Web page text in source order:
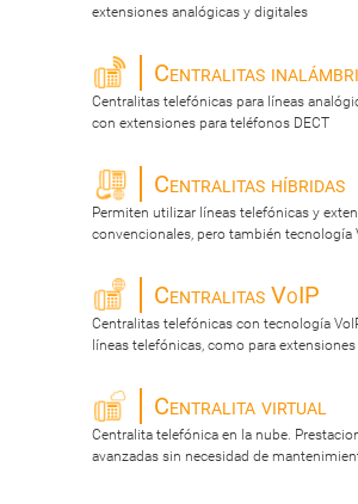
extensiones analógicas y digitales
Centralitas
Centralitas telefónicas para líneas
con extensiones para teléfonos DECT
Centralitas híbridas
Permiten utilizar líneas telefónicas y
convencionales, pero también tecnología
Centralitas VoIP
Centralitas telefónicas con tecnología
líneas telefónicas, como para extensiones
Centralita virtual
Centralita telefónica en la nube.
avanzadas sin necesidad de